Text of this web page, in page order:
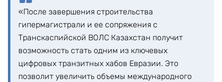
«После завершения строительства
гипермагистрали и ее сопряжения с
Транскаспийской ВОЛС Казахстан получит
возможность стать одним из ключевых
цифровых транзитных хабов Евразии. Это
позволит увеличить объемы международного